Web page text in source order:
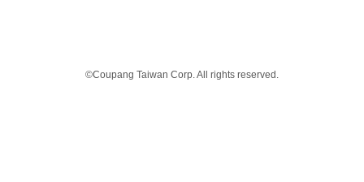
©Coupang Taiwan Corp. All rights reserved.